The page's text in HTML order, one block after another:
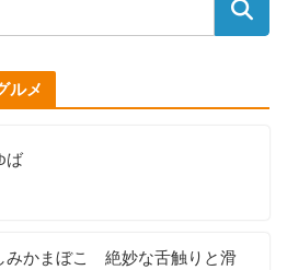
ルメ
ば
みかまぼこ 絶妙な舌触りと滑